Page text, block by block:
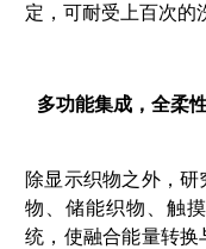
定，可耐受上百次的
多功能集成， 全柔
除显示织物之外，
物、储能织物、触
统，使融合能量转